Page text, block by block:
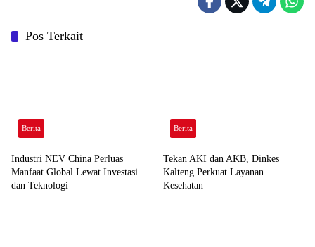
Pos Terkait
Berita
Industri NEV China Perluas
Manfaat Global Lewat Investasi
dan Teknologi
Berita
Tekan AKI dan AKB, Dinkes
Kalteng Perkuat Layanan
Kesehatan